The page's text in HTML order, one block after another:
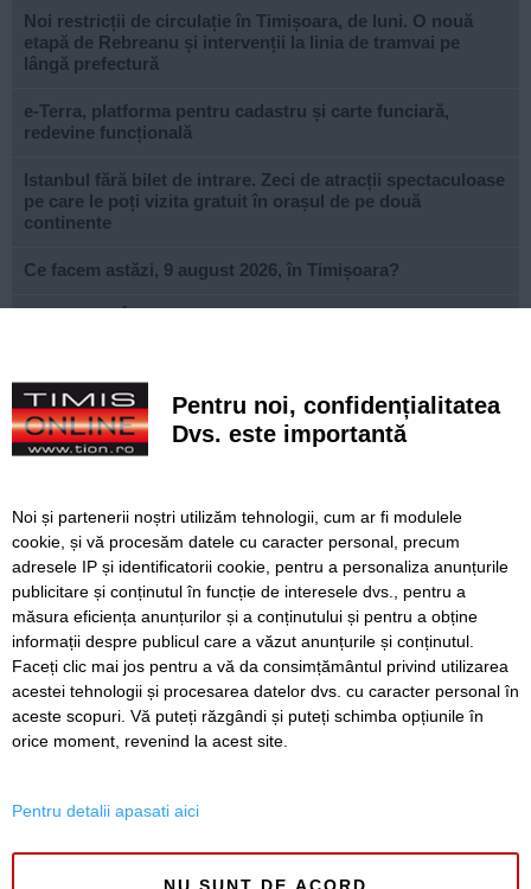
Noi restricții de circulație în Timișoara, de luni. O nouă
etapă de Rebreanu și intervenții la linia de tramvai pe
lângă prefectură
e-Terra, platforma pentru cadastru și carte funciară,
redevine funcțională
Istanbul fără bilet de intrare. Zeci de atracții spectaculoase
pe care le poți vizita gratuit în orașul de pe două
continente
Ce facem astăzi, 9 august 2026, în Timișoara?
Construcție impresionantă din Imperiul Roman, scoasă la
iveală de nivelul scăzut al Dunării
Continuă modernizarea centrului pietonal al Lugojului.
Poli scapă de înfrângere, dar pleacă doar cu un punct din
deplasarea cu Șelimbăr
Noi puncte de hidratare în oraș. S-a alăturat și mediul
privat inițiativei Primăriei Timișoara
SERVICII Redactia
Folosinta Cookie-urilor
Pentru noi, confidențialitatea
Dvs. este importantă
Noi și partenerii noștri utilizăm tehnologii, cum ar fi modulele
cookie, și vă procesăm datele cu caracter personal, precum
adresele IP și identificatorii cookie, pentru a personaliza anunțurile
publicitare și conținutul în funcție de interesele dvs., pentru a
măsura eficiența anunțurilor și a conținutului și pentru a obține
informații despre publicul care a văzut anunțurile și conținutul.
Faceți clic mai jos pentru a vă da consimțământul privind utilizarea
acestei tehnologii și procesarea datelor dvs. cu caracter personal în
aceste scopuri. Vă puteți răzgândi și puteți schimba opțiunile în
orice moment, revenind la acest site.
Pentru detalii apasati aici
NU SUNT DE ACORD